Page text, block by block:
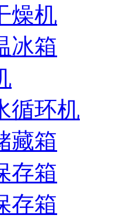
燥机
冰箱
循环机
藏箱
存箱
存箱